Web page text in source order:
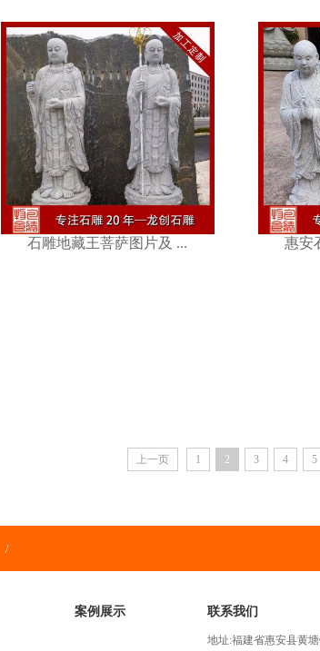
石雕地藏王菩萨图片及 ... 惠安
惠安石雕十八罗汉佛像 ...
上一页 1 2 3 4 5
/
案例展示 联系我们
地址:福建省惠安县黄